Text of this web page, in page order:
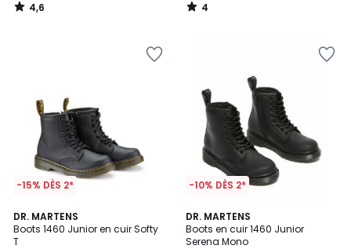
4,6
/
4
/
-15% DÈS 2*
DR. MARTENS
Boots 1460 Junior en cuir Softy
T
4,4
/ 5
-10% DÈS 2*
DR. MARTENS
Boots en cuir 1460 Junior
Serena Mono
4,5
/ 5